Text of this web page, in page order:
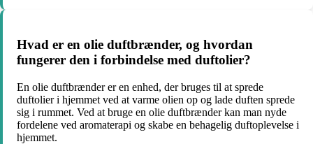
Hvad er en olie duftbrænder, og hvordan
fungerer den i forbindelse med duftolier?
En olie duftbrænder er en enhed, der bruges til at sprede
duftolier i hjemmet ved at varme olien op og lade duften sprede
sig i rummet. Ved at bruge en olie duftbrænder kan man nyde
fordelene ved aromaterapi og skabe en behagelig duftoplevelse i
hjemmet.